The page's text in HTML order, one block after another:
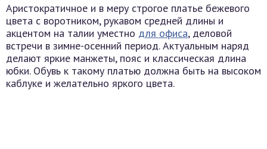
Аристократичное и в меру строгое платье бежевого
цвета с воротником, рукавом средней длины и
акцентом на талии уместно для офиса, деловой
встречи в зимне-осенний период. Актуальным наряд
делают яркие манжеты, пояс и классическая длина
юбки. Обувь к такому платью должна быть на высоком
каблуке и желательно яркого цвета.